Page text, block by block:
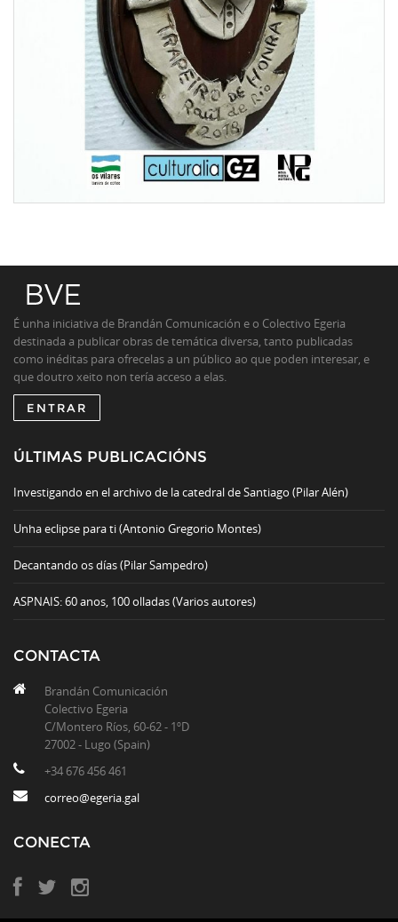
É unha iniciativa de Brandán Comunicación e o Colectivo Egeria
destinada a publicar obras de temática diversa, tanto publicadas
como inéditas para ofrecelas a un público ao que poden interesar, e
que doutro xeito non tería acceso a elas.
ENTRAR
ÚLTIMAS PUBLICACIÓNS
Investigando en el archivo de la catedral de Santiago (Pilar Alén)
Unha eclipse para ti (Antonio Gregorio Montes)
Decantando os días (Pilar Sampedro)
ASPNAIS: 60 anos, 100 olladas (Varios autores)
CONTACTA
Brandán Comunicación
Colectivo Egeria
C/Montero Ríos, 60-62 - 1ºD
27002 - Lugo (Spain)
+34 676 456 461
correo@egeria.gal
CONECTA